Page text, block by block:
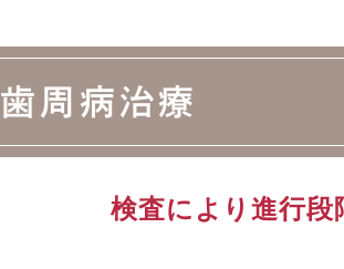
歯周病治療
検査により進行段